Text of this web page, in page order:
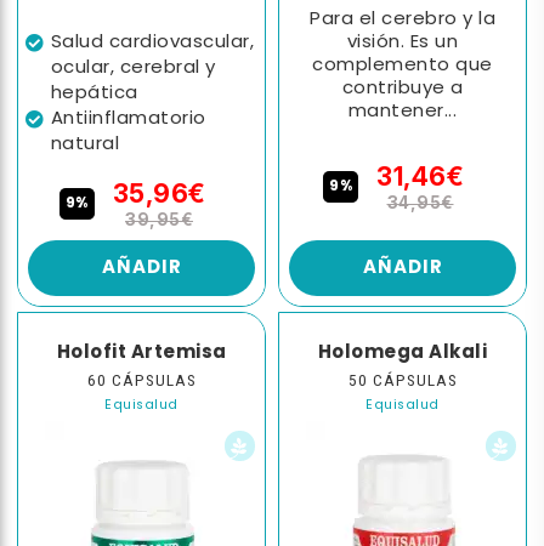
Salud cardiovascular,
ocular, cerebral y
hepática
Antiinflamatorio
natural
9% 35,96€
39,95€
AÑADIR
Para el cerebro y la
visión. Es un
complemento que
contribuye a
mantener...
9% 31,46€
34,95€
AÑADIR
Holofit Artemisa
60 CÁPSULAS
Equisalud
Holomega Alkali
50 CÁPSULAS
Equisalud